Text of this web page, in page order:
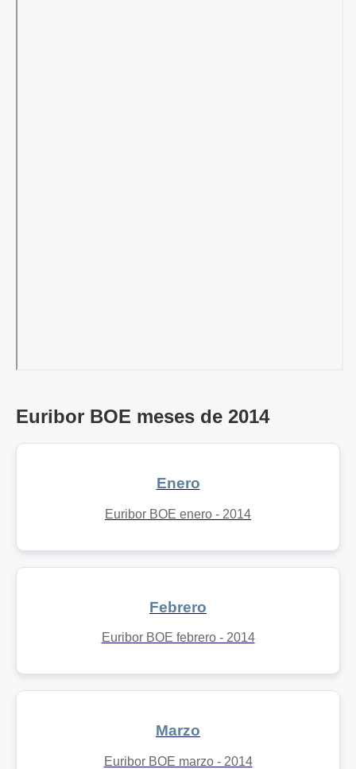
Euribor BOE meses de 2014
Enero
Euribor BOE enero - 2014
Febrero
Euribor BOE febrero - 2014
Marzo
Euribor BOE marzo - 2014